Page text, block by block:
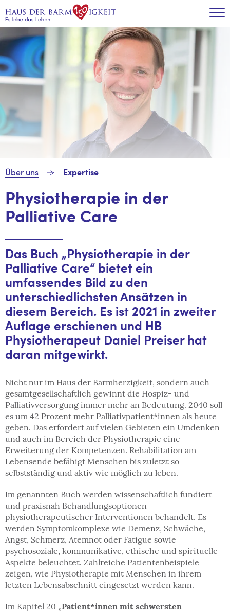
Über uns Expertise
Physiotherapie in der
Palliative Care
Das Buch „Physiotherapie in der
Palliative Care“ bietet ein
umfassendes Bild zu den
unterschiedlichsten Ansätzen in
diesem Bereich. Es ist 2021 in zweiter
Auflage erschienen und HB
Physiotherapeut Daniel Preiser hat
daran mitgewirkt.
Nicht nur im Haus der Barmherzigkeit, sondern auch
gesamtgesellschaftlich gewinnt die Hospiz- und
Palliativversorgung immer mehr an Bedeutung. 2040 soll
es um 42 Prozent mehr Palliativpatient*innen als heute
geben. Das erfordert auf vielen Gebieten ein Umdenken
und auch im Bereich der Physiotherapie eine
Erweiterung der Kompetenzen. ​Rehabilitation am
Lebensende befähigt Menschen bis zuletzt so
selbstständig und aktiv wie möglich zu leben.
Im genannten Buch werden wissenschaftlich fundiert
und praxisnah Behandlungsoptionen
physiotherapeutischer Interventionen behandelt. Es
werden Symptomkomplexe wie Demenz, Schwäche,
Angst, Schmerz, Atemnot oder Fatigue sowie
psychosoziale, kommunikative, ethische und spirituelle
Aspekte beleuchtet. Zahlreiche Patientenbeispiele
zeigen, wie Physiotherapie mit Menschen in ihrem
letzten Lebensabschnitt eingesetzt werden kann.
Im Kapitel 20 „Patient*innen mit schwersten